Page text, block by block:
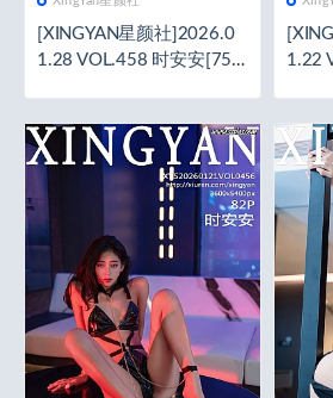
[XINGYAN星颜社]2026.0
1.28 VOL.458 时安安[75+
1.22